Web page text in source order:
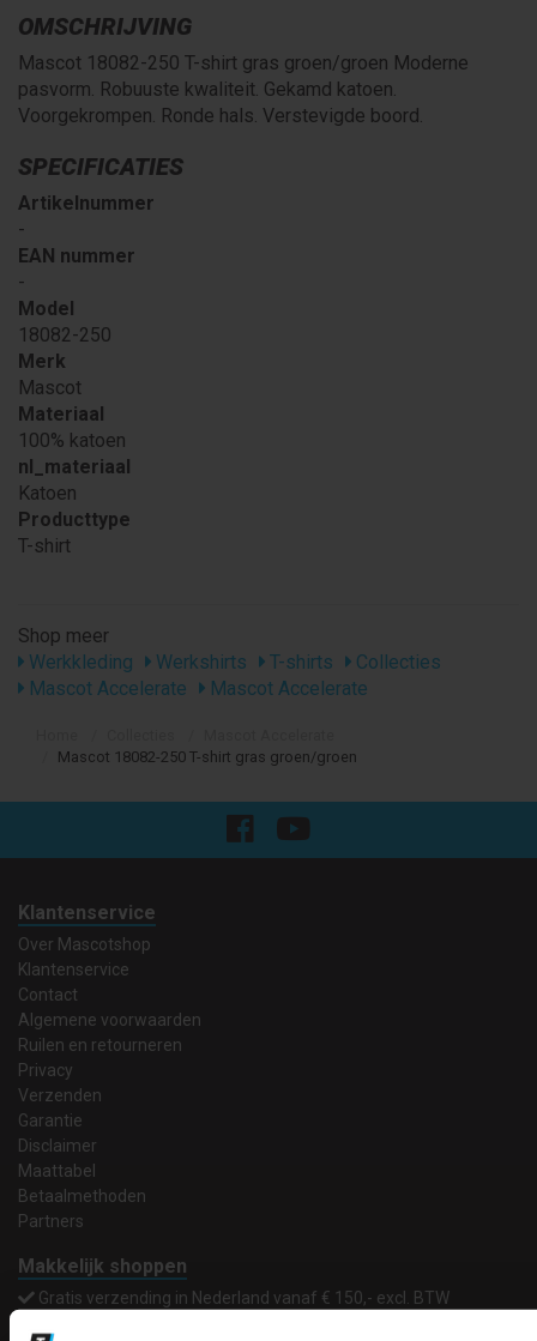
OMSCHRIJVING
Mascot 18082-250 T-shirt gras groen/groen Moderne
pasvorm. Robuuste kwaliteit. Gekamd katoen.
Voorgekrompen. Ronde hals. Verstevigde boord.
SPECIFICATIES
Artikelnummer
-
EAN nummer
-
Model
18082-250
Merk
Mascot
Materiaal
100% katoen
nl_materiaal
Katoen
Producttype
T-shirt
Shop meer
Werkkleding
Werkshirts T-shirts
Collecties
Mascot Accelerate
Mascot Accelerate
Mascot 18082-250 T-shirt gras groen/groen
Klantenservice
Over Mascotshop
Klantenservice
Contact
Algemene voorwaarden
Ruilen en retourneren
Privacy
Verzenden
Garantie
Disclaimer
Maattabel
Betaalmethoden
Partners
Makkelijk shoppen
Gratis verzending in Nederland vanaf € 150,- excl. BTW